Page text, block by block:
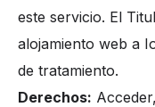
este servicio. El
alojamiento web a
de tratamiento.
Derechos: